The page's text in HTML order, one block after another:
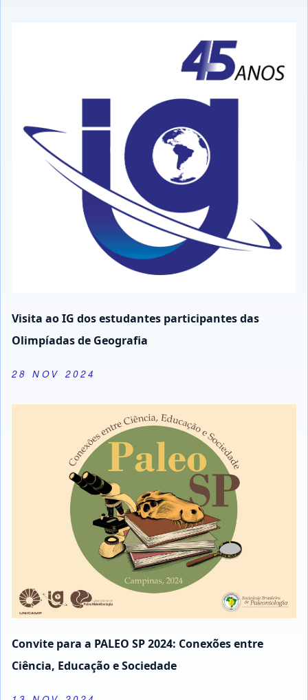
Visita ao IG dos estudantes participantes das
Olimpíadas de Geografia
28 NOV 2024
Convite para a PALEO SP 2024: Conexões entre
Ciência, Educação e Sociedade